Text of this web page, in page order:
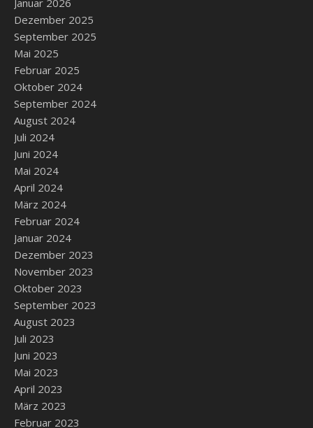
Januar 2026
Dezember 2025
September 2025
Mai 2025
Februar 2025
Oktober 2024
September 2024
August 2024
Juli 2024
Juni 2024
Mai 2024
April 2024
März 2024
Februar 2024
Januar 2024
Dezember 2023
November 2023
Oktober 2023
September 2023
August 2023
Juli 2023
Juni 2023
Mai 2023
April 2023
März 2023
Februar 2023